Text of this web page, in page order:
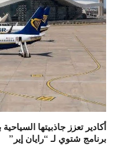
برنامج شتوي لـ “رايان إير”